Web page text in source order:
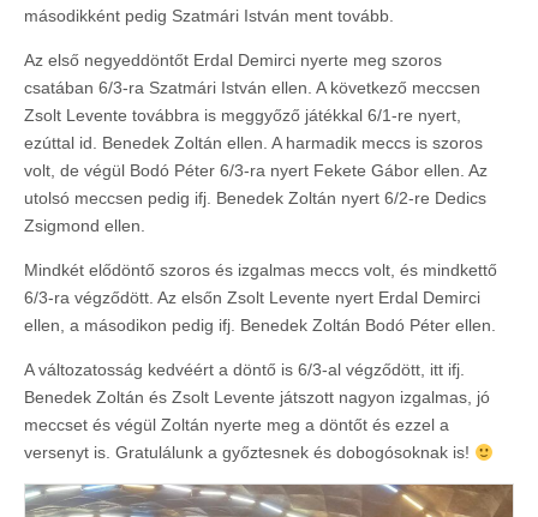
másodikként pedig Szatmári István ment tovább.
Az első negyeddöntőt Erdal Demirci nyerte meg szoros
csatában 6/3-ra Szatmári István ellen. A következő meccsen
Zsolt Levente továbbra is meggyőző játékkal 6/1-re nyert,
ezúttal id. Benedek Zoltán ellen. A harmadik meccs is szoros
volt, de végül Bodó Péter 6/3-ra nyert Fekete Gábor ellen. Az
utolsó meccsen pedig ifj. Benedek Zoltán nyert 6/2-re Dedics
Zsigmond ellen.
Mindkét elődöntő szoros és izgalmas meccs volt, és mindkettő
6/3-ra végződött. Az elsőn Zsolt Levente nyert Erdal Demirci
ellen, a másodikon pedig ifj. Benedek Zoltán Bodó Péter ellen.
A változatosság kedvéért a döntő is 6/3-al végződött, itt ifj.
Benedek Zoltán és Zsolt Levente játszott nagyon izgalmas, jó
meccset és végül Zoltán nyerte meg a döntőt és ezzel a
versenyt is. Gratulálunk a győztesnek és dobogósoknak is!